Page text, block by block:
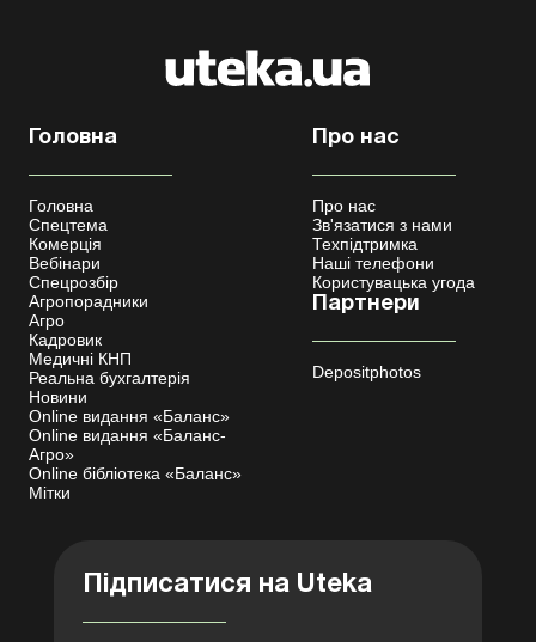
Головна
Головна
Спецтема
Комерція
Вебінари
Спецрозбір
Агропорадники
Агро
Кадровик
Медичні КНП
Реальна бухгалтерія
Новини
Online видання «Баланс»
Online видання «Баланс-
Агро»
Online бібліотека «Баланс»
Мітки
Про нас
Про нас
Зв'язатися з нами
Техпідтримка
Наші телефони
Користувацька угода
Партнери
Depositphotos
Підписатися на Uteka